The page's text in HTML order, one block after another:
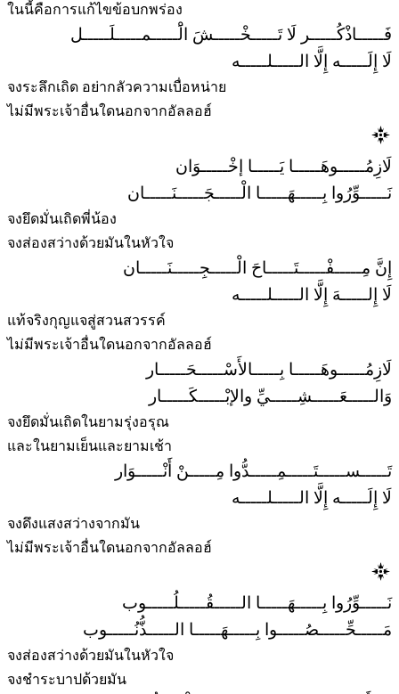
ในนี้คือการแก้ไขข้อบกพร่อง
فَـــــاذْكُـــــر لَا تَـــــخْـــــشَ الَْـــــمـــــلَـــــل
لَا إِلَـــــه إِلَّا الـــــلـــــه
จงระลึกเถิด อย่ากลัวความเบื่อหน่าย
ไม่มีพระเจ้าอื่นใดนอกจากอัลลอฮ์
لَازِمُـــــوهَـــــا يَـــــا إخْـــــوَان
نَـــــوِّرُوا بِـــــهَـــــا الْـــــجَـــــنَـــــان
จงยึดมั่นเถิดพี่น้อง
จงส่องสว่างด้วยมันในหัวใจ
إِنَّ مِـــــفْـــــتَـــــاحَ الْـــــجِـــــنَـــــان
لَا إِلـــــهَ إِلَّا الـــــلـــــه
แท้จริงกุญแจสู่สวนสวรรค์
ไม่มีพระเจ้าอื่นใดนอกจากอัลลอฮ์
لَازِمُـــــوهَـــــا بِـــــالأَسْـــــحَـــــار
وَالـــــعَـــــشِـــــيِّ والإبْـــــكَـــــار
จงยึดมั่นเถิดในยามรุ่งอรุณ
และในยามเย็นและยามเช้า
تَـــــســـــتَـــــمِـــــدُّوا مِـــــنْ أَنْـــــوَار
لَا إِلَـــــه إِلَّا الـــــلـــــه
จงดึงแสงสว่างจากมัน
ไม่มีพระเจ้าอื่นใดนอกจากอัลลอฮ์
نَـــــوِّرُوا بِـــــهَـــــا الـــــقُـــــلُـــــوب
مَـــــحِّـــــصُـــــوا بِـــــهَـــــا الـــــذُّنُـــــوب
จงส่องสว่างด้วยมันในหัวใจ
จงชำระบาปด้วยมัน